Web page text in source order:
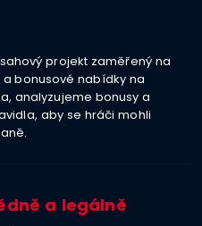
projekt zaměřený na
bonusové nabídky na
analyzujeme bonusy a
aby se hráči mohli
a legálně